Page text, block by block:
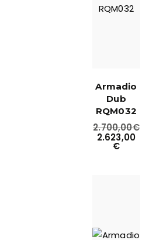
Armadio
Dub
RQM032
2.700,00€
2.623,00
€